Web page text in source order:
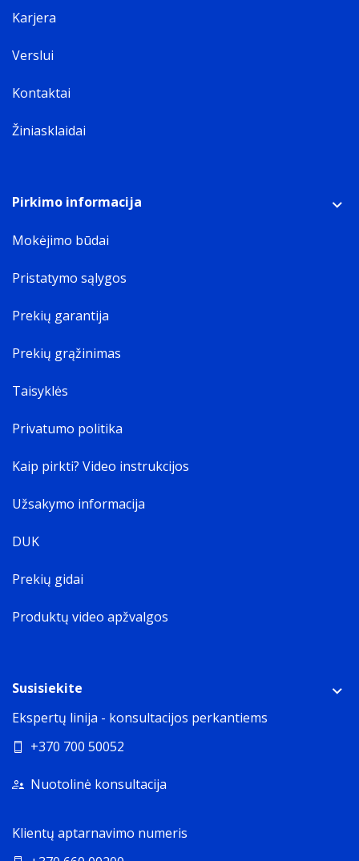
Karjera
Verslui
Kontaktai
Žiniasklaidai
Pirkimo informacija
Mokėjimo būdai
Pristatymo sąlygos
Prekių garantija
Prekių grąžinimas
Taisyklės
Privatumo politika
Kaip pirkti? Video instrukcijos
Užsakymo informacija
DUK
Prekių gidai
Produktų video apžvalgos
Susisiekite
Ekspertų linija - konsultacijos perkantiems
+370 700 50052
Nuotolinė konsultacija
Klientų aptarnavimo numeris